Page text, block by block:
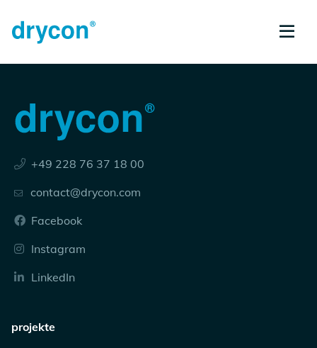
+49 228 76 37 18 00
contact@drycon.com
Facebook
Instagram
LinkedIn
projekte